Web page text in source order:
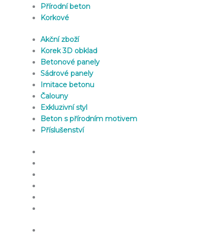
Přírodní beton
Korkové
Akční zboží
Korek 3D obklad
Betonové panely
Sádrové panely
Imitace betonu
Čalouny
Exkluzivní styl
Beton s přírodním motivem
Příslušenství